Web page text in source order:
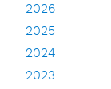
2026
2025
2024
2023